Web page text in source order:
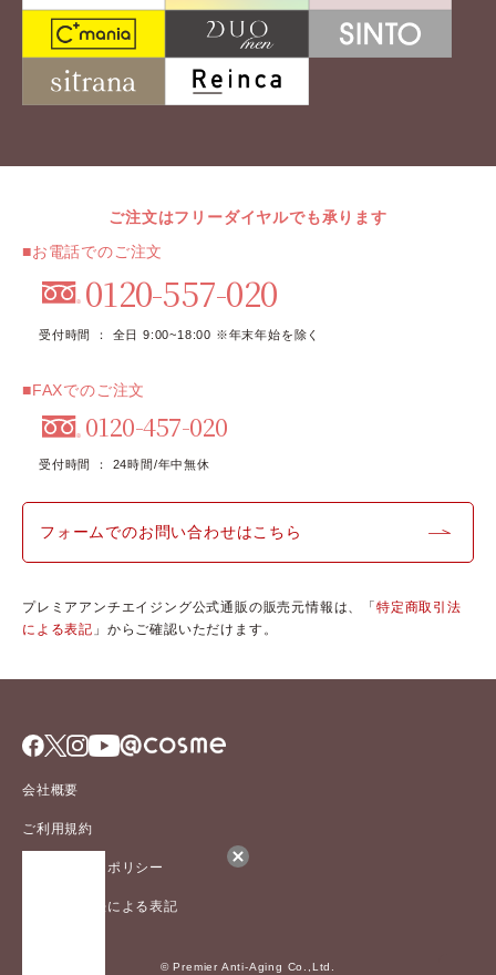
ご注文はフリーダイヤルでも承ります
■お電話でのご注文
0120-557-020
受付時間 ： 全日 9:00~18:00 ※年末年始を除く
■FAXでのご注文
0120-457-020
受付時間 ： 24時間/年中無休
フォームでのお問い合わせはこちら
プレミアアンチエイジング公式通販の販売元情報は、「特定商取引法
による表記 」からご確認いただけます。
会社概要
ご利用規約
プライバシーポリシー
特定商取引法による表記
© Premier Anti-Aging Co.,Ltd.